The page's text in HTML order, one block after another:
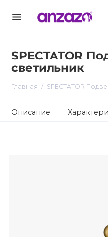
SPECTATOR
светильник
Главная SPECTATOR
Описание